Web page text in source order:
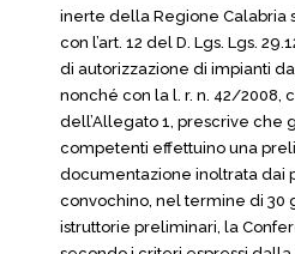
inerte della Regione Calabria
con l’art. 12 del D. Lgs. Lgs.
di autorizzazione di impianti
nonché con la l. r. n. 42/2008,
dell’Allegato 1, prescrive che
competenti effettuino una
documentazione inoltrata dai
convochino, nel termine di 30
istruttorie preliminari, la